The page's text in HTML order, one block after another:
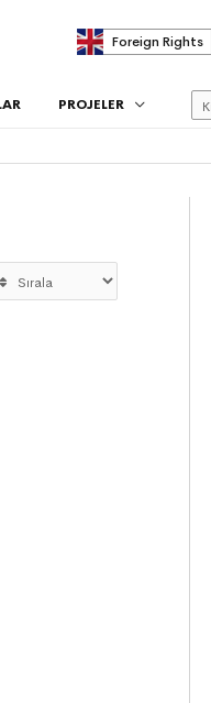
Foreign Rights
PROJELER